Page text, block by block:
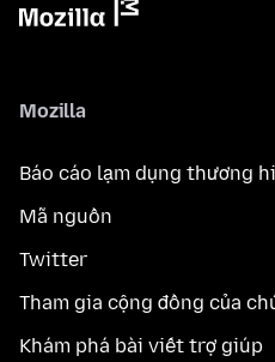
Mozilla
Báo cáo lạm dụng thương
Mã nguồn
Twitter
Tham gia cộng đồng của
Khám phá bài viết trợ giúp